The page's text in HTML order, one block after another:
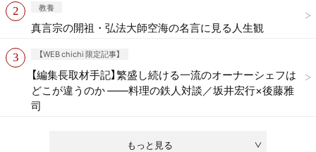
もっと見る
教養
真言宗の開祖・弘法大師空海の名言に見る人生観
【WEB chichi 限定記事】
【編集長取材手記】繁盛し続ける一流のオーナーシェフは
どこが違うのか ——料理の鉄人対談／坂井宏行×後藤雅
司